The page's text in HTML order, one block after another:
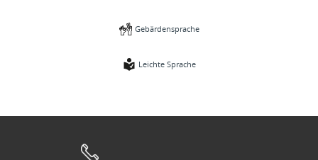
Gebärdensprache
Leichte Sprache